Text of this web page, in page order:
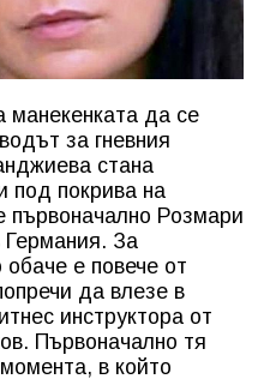
манекенката да се
за гневния
стана
под покрива на
Розмари
Германия. За
е повече от
да влезе в
инструктора от
Първоначално тя
в който